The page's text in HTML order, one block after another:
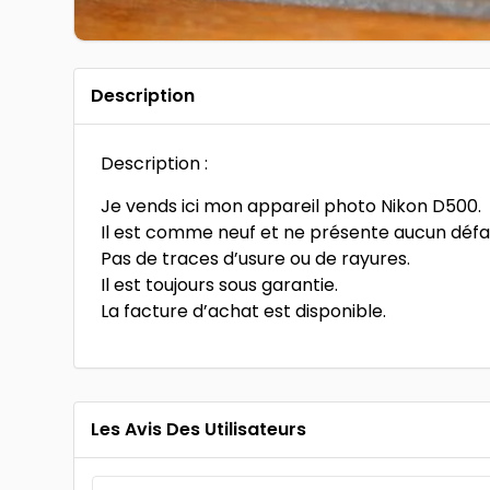
Description
Description :
Je vends ici mon appareil photo Nikon D500.
Il est comme neuf et ne présente aucun
Pas de traces d’usure ou de rayures.
Il est toujours sous garantie.
La facture d’achat est disponible.
Les Avis Des Utilisateurs